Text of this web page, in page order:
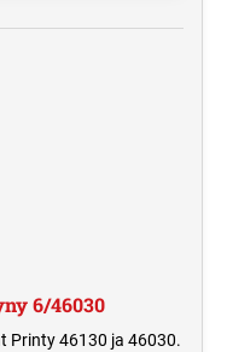
6/46030
Printy 46130 ja 46030.